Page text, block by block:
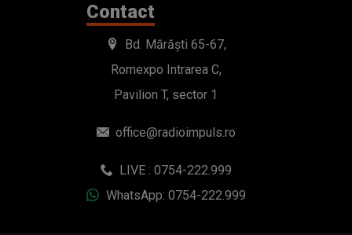
Contact
Bd. Mărăști 65-67,
Romexpo Intrarea C,
Pavilion T, sector 1
office@radioimpuls.ro
LIVE : 0754-222.999
WhatsApp: 0754-222.999